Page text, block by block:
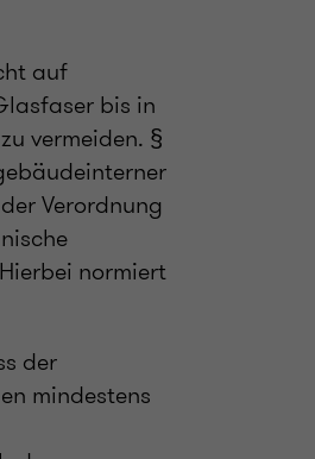
auf
bis in
vermeiden. §
Verordnung
normiert
der
mindestens